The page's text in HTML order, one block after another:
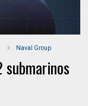
Naval Group